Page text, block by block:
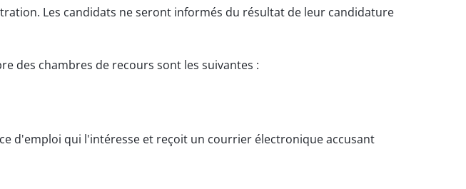
Les candidats ne seront informés du résultat de leur candidature
des chambres de recours sont les suivantes :
d'emploi qui l'intéresse et reçoit un courrier électronique accusant